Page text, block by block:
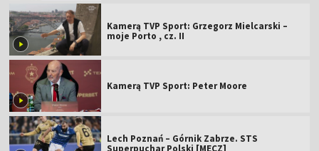
Kamerą TVP Sport: Grzegorz Mielcarski –
moje Porto , cz. II
Kamerą TVP Sport: Peter Moore
Lech Poznań – Górnik Zabrze. STS
Superpuchar Polski [MECZ]